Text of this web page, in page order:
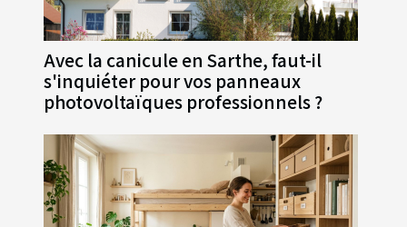
Avec la canicule en Sarthe, faut-il
s'inquiéter pour vos panneaux
photovoltaïques professionnels ?